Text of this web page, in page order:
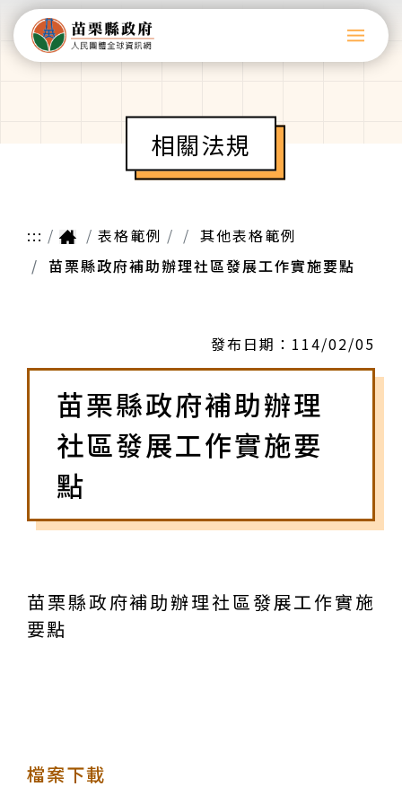
相關法規
::: 表格範例
其他表格範例
苗栗縣政府補助辦理社區發展工作實施要點
發布日期： 114/02/05
苗栗縣政府補助辦理
社區發展工作實施要
點
苗栗縣政府補助辦理社區發展工作實施
要點
檔案下載